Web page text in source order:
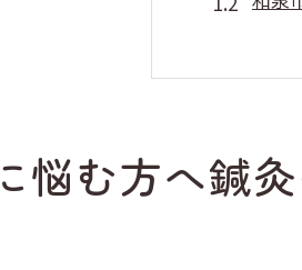
鍼
評判
身体の自
自然
悩む方へ鍼